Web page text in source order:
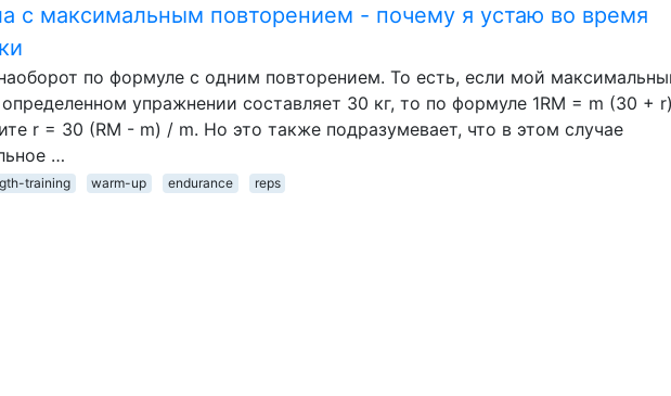
с максимальным повторением - почему я устаю во время
по формуле с одним повторением. То есть, если мой
упражнении составляет 30 кг, то по формуле 1RM = m (30 +
r = 30 (RM - m) / m. Но это также подразумевает, что в этом случае
…
training warm-up endurance reps